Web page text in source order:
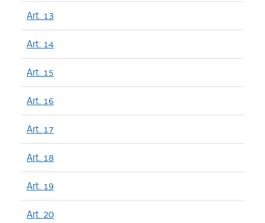
Art. 13
Art. 14
Art. 15
Art. 16
Art. 17
Art. 18
Art. 19
Art. 20